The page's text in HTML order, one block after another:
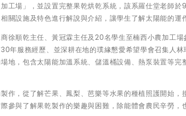
工場」，並設置完整果乾烘乾系統，該系羅仕堂老師
關設施及特色進行解說與介紹，讓學生了解太陽能的運
徐順乾主任、黃冠霖主任及20名學生至楠西小農加工
年服務經歷、並深耕在地的璞緣懇愛希望學會召集人林
地，包含太陽能加溫系統、儲溫桶設備、熱泵裝置等
作，從了解芒果、鳳梨、芭樂等水果的種植照護開始
參與了解果乾製作的樂趣與困難，除能體會農民辛勞，